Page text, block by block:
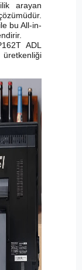
arayan
bu All-in-
ADL